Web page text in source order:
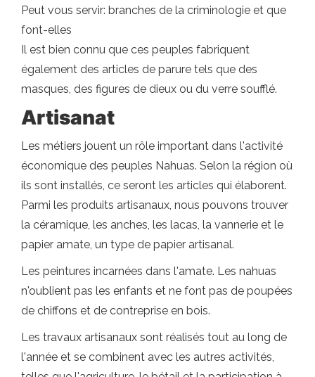
Peut vous servir: branches de la criminologie et que
font-elles
Il est bien connu que ces peuples fabriquent
également des articles de parure tels que des
masques, des figures de dieux ou du verre soufflé.
Artisanat
Les métiers jouent un rôle important dans l'activité
économique des peuples Nahuas. Selon la région où
ils sont installés, ce seront les articles qui élaborent.
Parmi les produits artisanaux, nous pouvons trouver
la céramique, les anches, les lacas, la vannerie et le
papier amate, un type de papier artisanal.
Les peintures incarnées dans l'amate. Les nahuas
n'oublient pas les enfants et ne font pas de poupées
de chiffons et de contreprise en bois.
Les travaux artisanaux sont réalisés tout au long de
l'année et se combinent avec les autres activités,